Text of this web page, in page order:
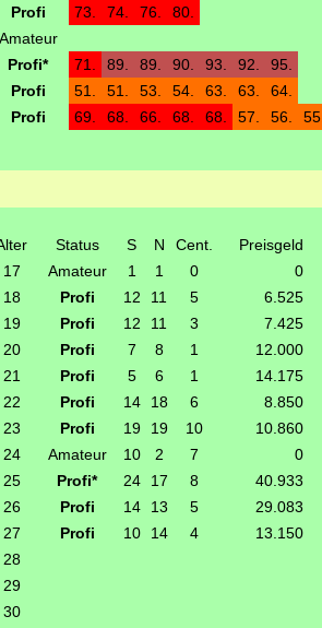
Profi 73. 74. 76.
80.
Amateur
Profi* 71. 89. 89. 90. 93. 92. 95.
Profi 51. 51. 53. 54. 63. 63. 64.
Profi 69. 68. 66. 68. 68. 57. 56. 55.
Status S N Cent. Preisgeld
17 Amateur 1 1 0 0
18 Profi 12 11 5 6.525
19 Profi 12 11 3 7.425
20 Profi 7 8 1 12.000
21 Profi 5 6 1 14.175
22 Profi 14 18 6 8.850
23 Profi 19 19 10 10.860
24 Amateur 10 2 7 0
25 Profi* 24 17 8 40.933
26 Profi 14 13 5 29.083
27 Profi 10 14 4 13.150
28
29
30